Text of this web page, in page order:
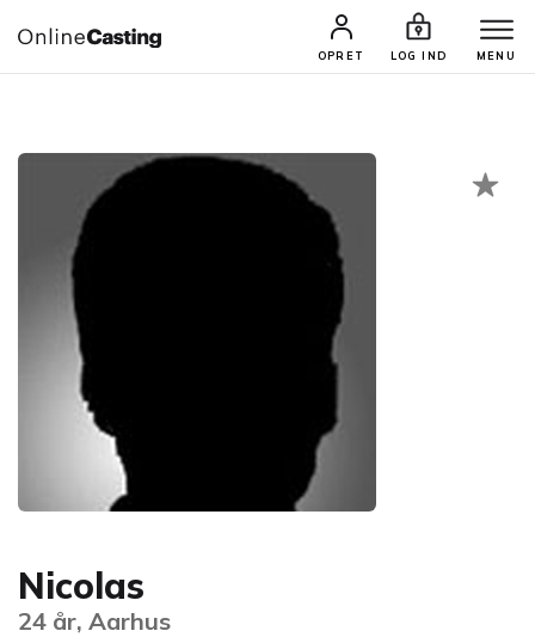
OPRET LOG IND MENU
CASTINGS & JOBS SØG PROFIL
Nicolas
24 år, Aarhus